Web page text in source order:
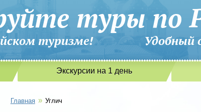
туры по
туризме! Удобный
Экскурсии на 1 день
Главная » Углич